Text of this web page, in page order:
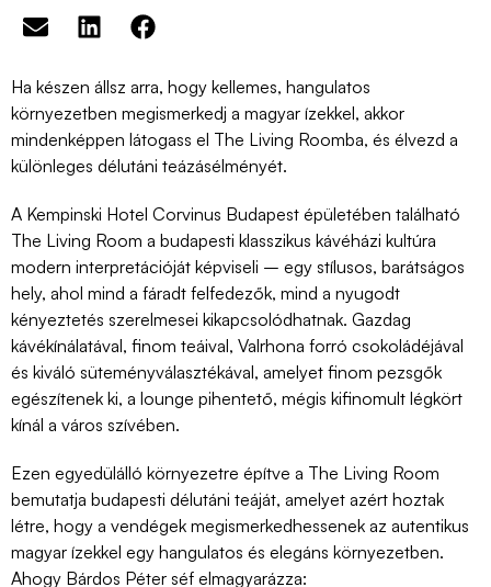
Ha készen állsz arra, hogy kellemes, hangulatos
környezetben megismerkedj a magyar ízekkel, akkor
mindenképpen látogass el The Living Roomba, és élvezd a
különleges délutáni teázásélményét.
A Kempinski Hotel Corvinus Budapest épületében található
The Living Room a budapesti klasszikus kávéházi kultúra
modern interpretációját képviseli – egy stílusos, barátságos
hely, ahol mind a fáradt felfedezők, mind a nyugodt
kényeztetés szerelmesei kikapcsolódhatnak. Gazdag
kávékínálatával, finom teáival, Valrhona forró csokoládéjával
és kiváló süteményválasztékával, amelyet finom pezsgők
egészítenek ki, a lounge pihentető, mégis kifinomult légkört
kínál a város szívében.
Ezen egyedülálló környezetre építve a The Living Room
bemutatja budapesti délutáni teáját, amelyet azért hoztak
létre, hogy a vendégek megismerkedhessenek az autentikus
magyar ízekkel egy hangulatos és elegáns környezetben.
Ahogy Bárdos Péter séf elmagyarázza: